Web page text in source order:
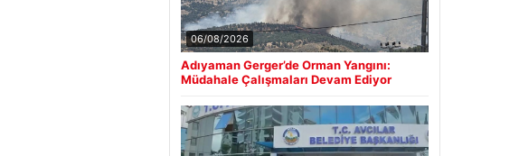
06/08/2026
Adıyaman Gerger’de Orman Yangını:
Müdahale Çalışmaları Devam Ediyor